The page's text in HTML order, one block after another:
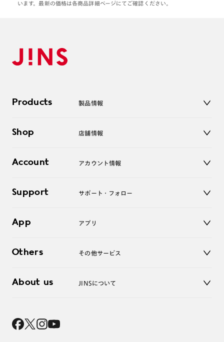
います。最新の価格は各商品詳細ページにてご確認ください。
Products 製品情報
サングラス
コンタクトレンズ
アクセサリー
Shop 店舗情報
オンラインショップ
Account アカウント情報
ログアウト
Support サポート・フォロー
よくあるご質問
お問い合わせ
App アプリ
Others その他サービス
レンズ交換
About us JINSについて
採用情報